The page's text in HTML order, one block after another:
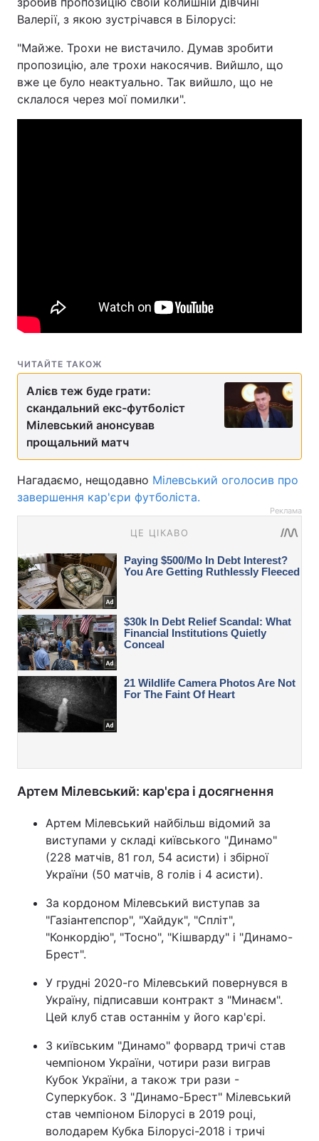
Валерії, з якою зустрічався в Білорусі:
"Майже. Трохи не вистачило. Думав зробити
пропозицію, але трохи накосячив. Вийшло, що
вже це було неактуально. Так вийшло, що не
склалося через мої помилки".
ЧИТАЙТЕ ТАКОЖ
Алієв теж буде грати:
скандальний екс-футболіст
Мілевський анонсував
прощальний матч
Нагадаємо, нещодавно Мілевський оголосив про
завершення кар'єри футболіста.
Реклама
Артем Мілевський: кар'єра і досягнення
Артем Мілевський найбільш відомий за
виступами у складі київського "Динамо"
(228 матчів, 81 гол, 54 асисти) і збірної
України (50 матчів, 8 голів і 4 асисти).
За кордоном Мілевський виступав за
"Газіантепспор", "Хайдук", "Спліт",
"Конкордію", "Тосно", "Кішварду" і "Динамо-
Брест".
У грудні 2020-го Мілевський повернувся в
Україну, підписавши контракт з "Минаєм".
Цей клуб став останнім у його кар'єрі.
З київським "Динамо" форвард тричі став
чемпіоном України, чотири рази виграв
Кубок України, а також три рази -
Суперкубок. З "Динамо-Брест" Мілевський
став чемпіоном Білорусі в 2019 році,
володарем Кубка Білорусі-2018 і тричі